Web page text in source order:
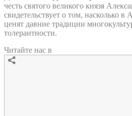
честь святого великого князя
свидетельствует о том, насколько
ценят давние традиции
толерантности.
Читайте нас в